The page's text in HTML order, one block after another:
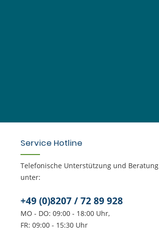
Service Hotline
Telefonische Unterstützung und Beratung
unter:
+49 (0)8207 / 72 89 928
MO - DO: 09:00 - 18:00 Uhr,
FR: 09:00 - 15:30 Uhr